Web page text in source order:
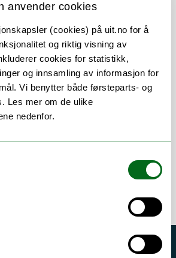
anvender cookies
(cookies) på uit.no for å
og riktig visning av
cookies for statistikk,
og innsamling av informasjon for
Vi benytter både førsteparts- og
Les mer om de ulike
nedenfor.
og undervisning
meg